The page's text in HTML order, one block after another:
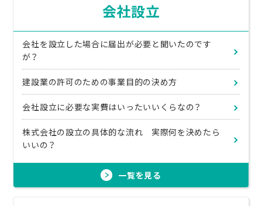
会社設立
会社を設立した場合に届出が必要と聞いたのです
が？
建設業の許可のための事業目的の決め方
会社設立に必要な実費はいったいいくらなの？
株式会社の設立の具体的な流れ 実際何を決めたら
いいの？
一覧を見る